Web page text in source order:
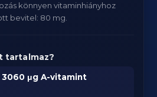
könnyen vitaminhiányhoz
bevitel: 80 mg.
tartalmaz?
3060 μg A-vitamint